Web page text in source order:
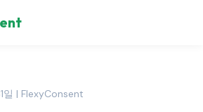
일 | FlexyConsent